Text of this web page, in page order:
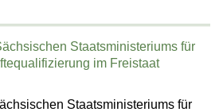
Staatsministeriums für
im Freistaat
Staatsministeriums für